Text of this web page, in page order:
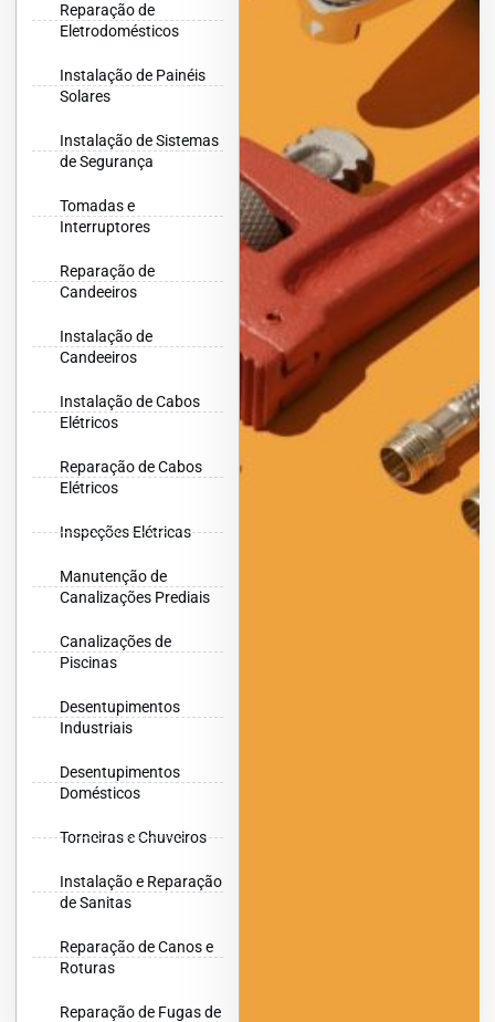
Reparação de
Eletrodomésticos
Instalação de Painéis
Solares
Instalação de Sistemas
de Segurança
Tomadas e
Interruptores
Reparação de
Candeeiros
Instalação de
Candeeiros
Instalação de Cabos
Elétricos
Reparação de Cabos
Elétricos
Inspeções Elétricas
Manutenção de
Canalizações Prediais
Canalizações de
Piscinas
Desentupimentos
Industriais
Desentupimentos
Domésticos
Torneiras e Chuveiros
Instalação e Reparação
de Sanitas
Reparação de Canos e
Roturas
Reparação de Fugas de